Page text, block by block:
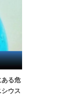
ある危
ウス